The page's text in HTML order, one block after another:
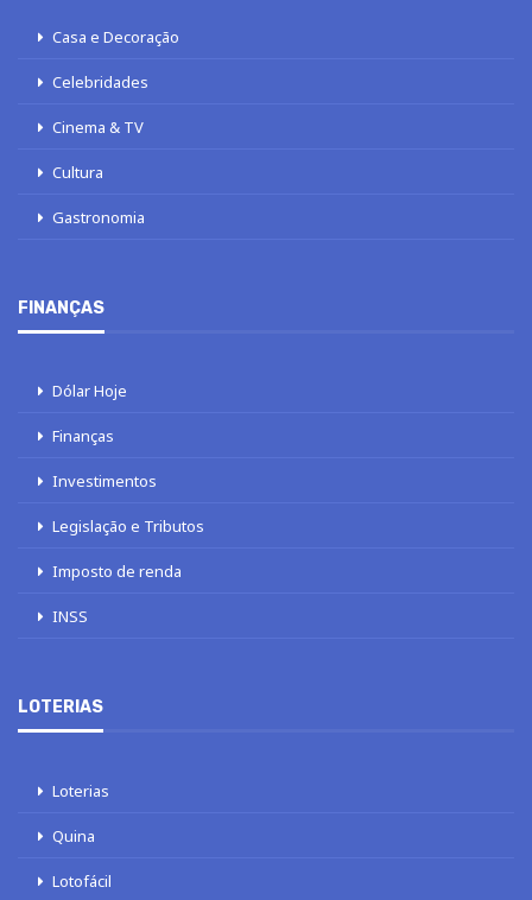
Casa e Decoração
Celebridades
Cinema & TV
Cultura
Gastronomia
FINANÇAS
Dólar Hoje
Finanças
Investimentos
Legislação e Tributos
Imposto de renda
INSS
LOTERIAS
Loterias
Quina
Lotofácil